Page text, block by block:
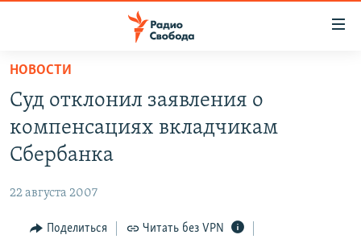
упрощенного
доступа
основному
Вернутся
ПОДКАСТЫ
АВТОРСКИЕ ПРОЕКТЫ
МНЕНИЯ
КУЛЬТУРА
НОВОСТИ
Суд отклонил заявления о
компенсациях вкладчикам
Сбербанка
22 августа 2007
Поделиться Читать без VPN